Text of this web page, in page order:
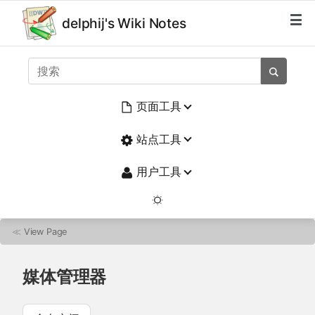
delphij's Wiki Notes
页面工具
站点工具
用户工具
≪ View Page
媒体管理器